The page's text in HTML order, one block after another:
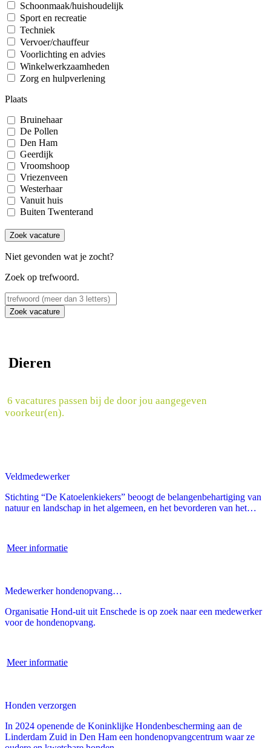
Schoonmaak/huishoudelijk
Sport en recreatie
Techniek
Vervoer/chauffeur
Voorlichting en advies
Winkelwerkzaamheden
Zorg en hulpverlening
Plaats
Bruinehaar
De Pollen
Den Ham
Geerdijk
Vroomshoop
Vriezenveen
Westerhaar
Vanuit huis
Buiten Twenterand
Zoek vacature
Niet gevonden wat je zocht?
Zoek op trefwoord.
Zoek vacature
Dieren
6 vacatures passen bij de door jou aangegeven
voorkeur(en).
Veldmedewerker
Stichting “De Katoelenkiekers” beoogt de belangenbehartiging van
natuur en landschap in het algemeen, en het bevorderen van het…
Meer informatie
Medewerker hondenopvang…
Organisatie Hond-uit uit Enschede is op zoek naar een medewerker
voor de hondenopvang.
Meer informatie
Honden verzorgen
In 2024 openende de Koninklijke Hondenbescherming aan de
Linderdam Zuid in Den Ham een hondenopvangcentrum waar ze